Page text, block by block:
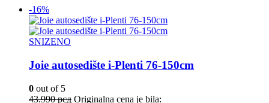
-16%
SNIZENO
Joie autosedište i-Plenti 76-150cm
0 out of 5
43.990рсд Originalna cena je bila: